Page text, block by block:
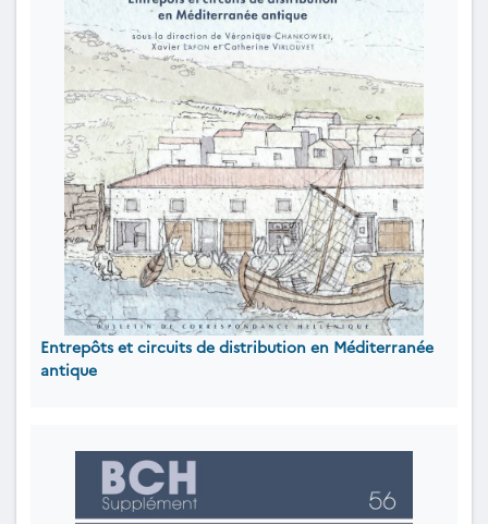
Entrepôts et circuits de distribution en Méditerranée
antique